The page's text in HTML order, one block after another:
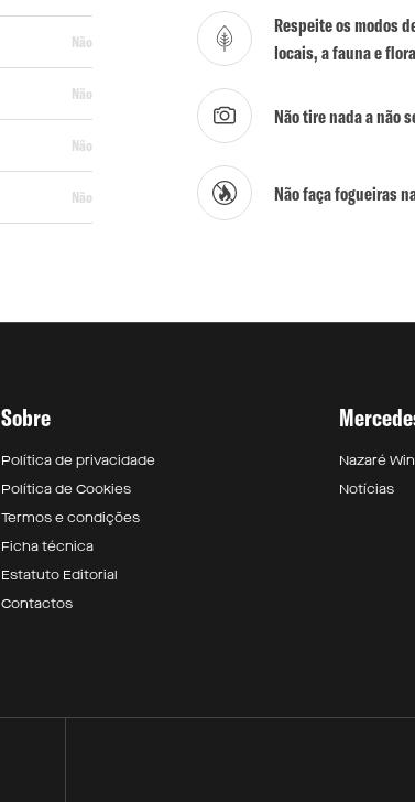
Não
Não
Não
Não
Respeite os modos
locais, a fauna e flora
Não tire nada a não
Não faça fogueiras
Sobre
Política de privacidade
Política de Cookies
Termos e condições
Ficha técnica
Estatuto Editorial
Contactos
Nazaré
Notícias